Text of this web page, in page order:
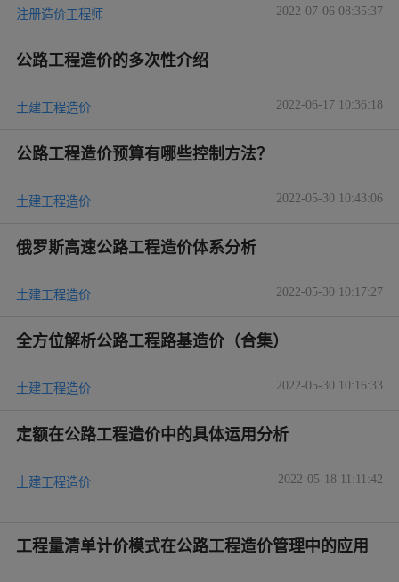
注册造价工程师 2022-07-06 08:35:37
公路工程造价的多次性介绍
土建工程造价 2022-06-17 10:36:18
公路工程造价预算有哪些控制方法？
土建工程造价 2022-05-30 10:43:06
俄罗斯高速公路工程造价体系分析
土建工程造价 2022-05-30 10:17:27
全方位解析公路工程路基造价（合集）
土建工程造价 2022-05-30 10:16:33
定额在公路工程造价中的具体运用分析
土建工程造价 2022-05-18 11:11:42
工程量清单计价模式在公路工程造价管理中的应用